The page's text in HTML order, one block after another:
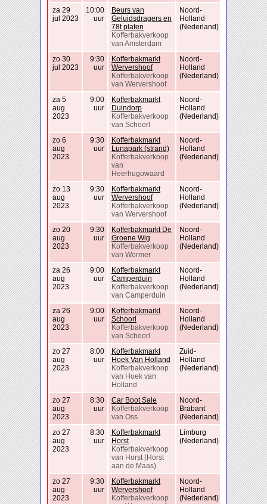
za 29
jul 2023
10:00
uur
Beurs van
Geluidsdragers en
78t platen
Kofferbakverkoop
van Amsterdam
Noord-
Holland
(Nederland)
zo 30
jul 2023
9:30
uur
Kofferbakmarkt
Wervershoof
Kofferbakverkoop
van Wervershoof
Noord-
Holland
(Nederland)
za 5
aug
2023
9:00
uur
Kofferbakmarkt
Duindorp
Kofferbakverkoop
van Schoorl
Noord-
Holland
(Nederland)
zo 6
aug
2023
9:30
uur
Kofferbakmarkt
Lunapark (strand)
Kofferbakverkoop
van
Heerhugowaard
Noord-
Holland
(Nederland)
zo 13
aug
2023
9:30
uur
Kofferbakmarkt
Wervershoof
Kofferbakverkoop
van Wervershoof
Noord-
Holland
(Nederland)
zo 20
aug
2023
9:30
uur
Kofferbakmarkt De
Groene Wig
Kofferbakverkoop
van Wormer
Noord-
Holland
(Nederland)
za 26
aug
2023
9:00
uur
Kofferbakmarkt
Camperduin
Kofferbakverkoop
van Camperduin
Noord-
Holland
(Nederland)
za 26
aug
2023
9:00
uur
Kofferbakmarkt
Schoorl
Kofferbakverkoop
van Schoorl
Noord-
Holland
(Nederland)
zo 27
aug
2023
8:00
uur
Kofferbakmarkt
Hoek Van Holland
Kofferbakverkoop
van Hoek van
Holland
Zuid-
Holland
(Nederland)
zo 27
aug
2023
8:30
uur
Car Boot Sale
Kofferbakverkoop
van Oss
Noord-
Brabant
(Nederland)
zo 27
aug
2023
8:30
uur
Kofferbakmarkt
Horst
Kofferbakverkoop
van Horst (Horst
aan de Maas)
Limburg
(Nederland)
zo 27
aug
2023
9:30
uur
Kofferbakmarkt
Wervershoof
Kofferbakverkoop
Noord-
Holland
(Nederland)